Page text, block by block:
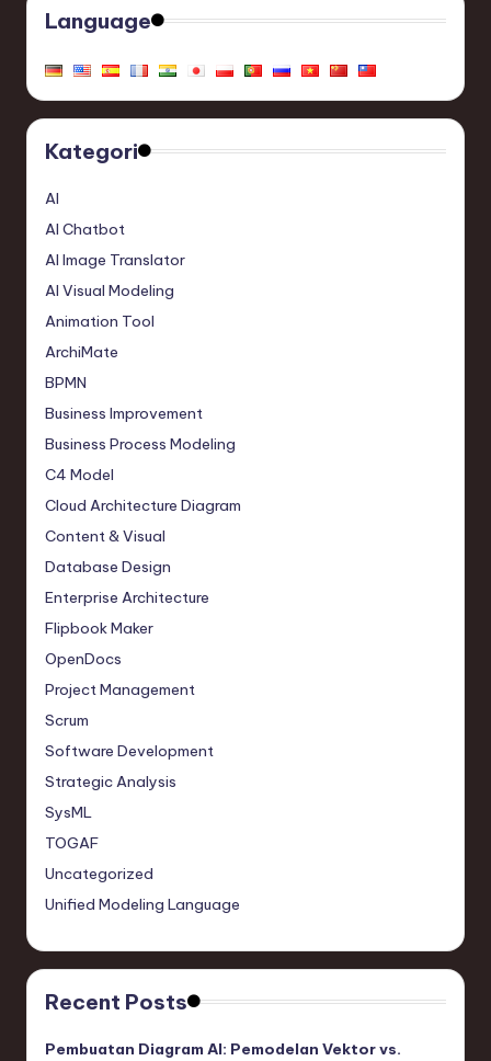
Language
Kategori
AI
AI Chatbot
AI Image Translator
AI Visual Modeling
Animation Tool
ArchiMate
BPMN
Business Improvement
Business Process Modeling
C4 Model
Cloud Architecture Diagram
Content & Visual
Database Design
Enterprise Architecture
Flipbook Maker
OpenDocs
Project Management
Scrum
Software Development
Strategic Analysis
SysML
TOGAF
Uncategorized
Unified Modeling Language
Recent Posts
Pembuatan Diagram AI: Pemodelan Vektor vs.